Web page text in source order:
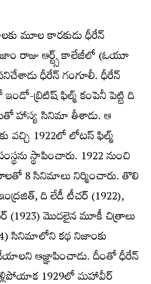
మూల కారకుడు ధీరేన్
రాజు ఆర్ట్స్ కాలేజీలో (ఓయూ
ధీరేన్ గంగూలీ. ధీరేన్
ఇండో-బ్రిటిష్ ఫిల్మ్ కంపెనీ పెట్టి ది
హాస్య సినిమా తీశాడు. ఆ
1922లో లోటస్ ఫిల్మ్
స్థాపించారు. 1922 నుంచి
8 సినిమాలు నిర్మించారు. తొలి
ది లేడీ టీచర్ (1922),
మొదలైన మూకీ చిత్రాలు
సినిమాలోని కథ నిజాంకు
ఆజ్ఞాపించాడు. దీంతో ధీరేన్
1929లో మహావీర్